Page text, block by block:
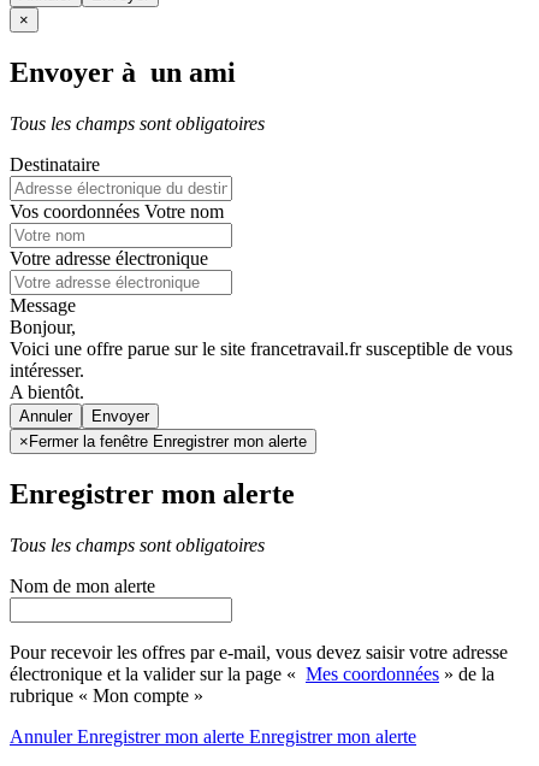
×
Envoyer à un ami
Tous les champs sont obligatoires
Destinataire
Vos coordonnées Votre nom
Votre adresse électronique
Message
Bonjour,
Voici une offre parue sur le site francetravail.fr susceptible de vous
intéresser.
A bientôt.
Annuler
× Fermer la fenêtre Enregistrer mon alerte
Enregistrer mon alerte
Tous les champs sont obligatoires
Nom de mon alerte
Pour recevoir les offres par e-mail, vous devez saisir votre adresse
électronique et la valider sur la page « Mes coordonnées » de la
rubrique « Mon compte »
AnnulerEnregistrer mon alerte Enregistrermon alerte